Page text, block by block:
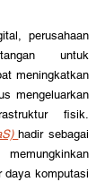
untuk
meningkatkan
mengeluarkan
hadir sebagai
daya komputasi